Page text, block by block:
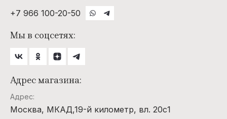
+7 966 100-20-50
Мы в соцсетях:
Адрес магазина:
Адрес:
Москва, МКАД,19-й километр, вл. 20с1